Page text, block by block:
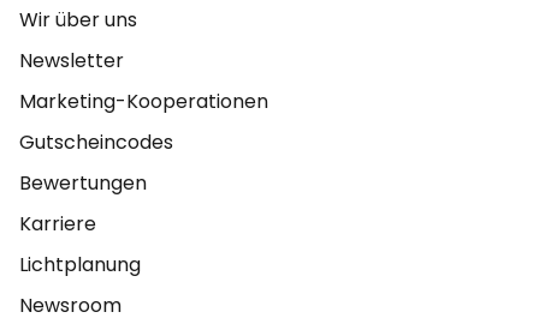
Wir über uns
Newsletter
Marketing-Kooperationen
Gutscheincodes
Bewertungen
Karriere
Lichtplanung
Newsroom